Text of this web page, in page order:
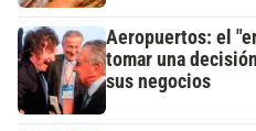
Aeropuertos: el
tomar una
sus negocios